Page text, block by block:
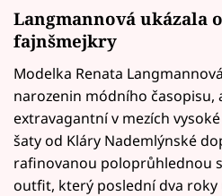
Langmannová ukázala
fajnšmejkry
Modelka Renata
narozenin módního
extravagantní v mezích
šaty od Kláry Nademlýnské
rafinovanou poloprůhlednou
outfit, který poslední dva